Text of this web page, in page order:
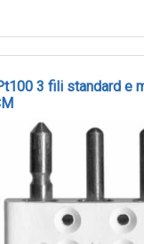
3 fili standard e
movimento e